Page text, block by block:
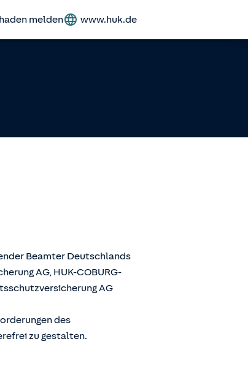
melden www.huk.de
Beamter Deutschlands
AG, HUK-COBURG-
AG
des
zu gestalten.